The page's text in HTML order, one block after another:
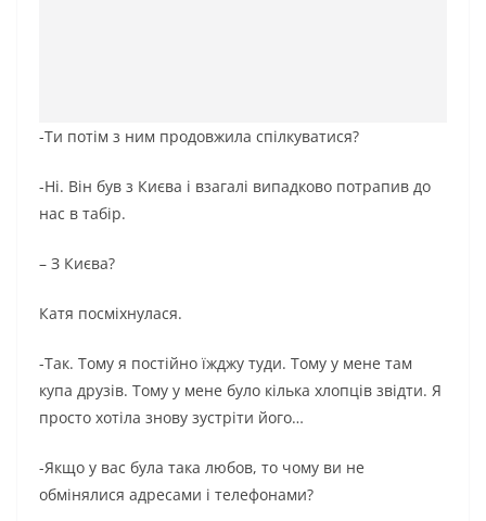
-Ти потім з ним продовжила спілкуватися?
-Ні. Він був з Києва і взагалі випадково потрапив до
нас в табір.
– З Києва?
Катя посміхнулася.
-Так. Тому я постійно їжджу туди. Тому у мене там
купа друзів. Тому у мене було кілька хлопців звідти. Я
просто хотіла знову зустріти його…
-Якщо у вас була така любов, то чому ви не
обмінялися адресами і телефонами?